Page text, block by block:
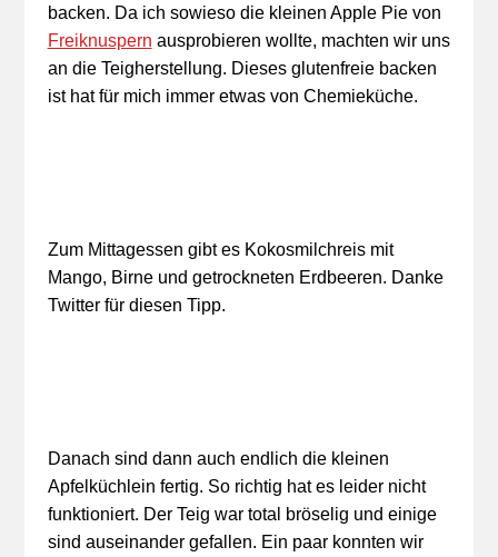
backen. Da ich sowieso die kleinen Apple Pie von
Freiknuspern ausprobieren wollte, machten wir uns
an die Teigherstellung. Dieses glutenfreie backen
ist hat für mich immer etwas von Chemieküche.
Zum Mittagessen gibt es Kokosmilchreis mit
Mango, Birne und getrockneten Erdbeeren. Danke
Twitter für diesen Tipp.
Danach sind dann auch endlich die kleinen
Apfelküchlein fertig. So richtig hat es leider nicht
funktioniert. Der Teig war total bröselig und einige
sind auseinander gefallen. Ein paar konnten wir